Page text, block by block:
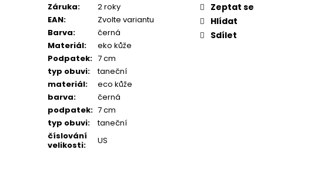
Záruka:
2 roky
EAN:
Zvolte variantu
Barva:
černá
Materiál:
eko kůže
Podpatek: 7 cm
typ obuvi:
taneční
materiál:
eco kůže
barva:
černá
podpatek: 7 cm
typ obuvi:
taneční
číslování
velikosti: US
Zeptat se
Hlídat
Sdílet